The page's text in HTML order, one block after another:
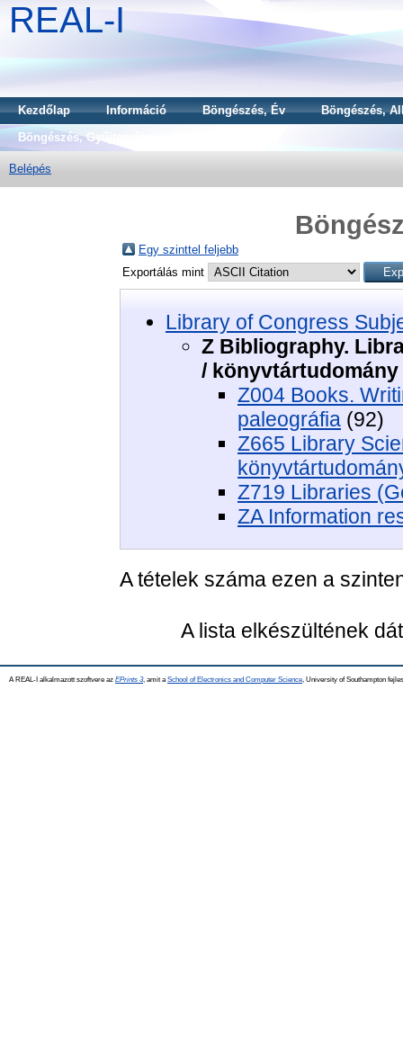
REAL-I
Kezdőlap Információ Böngészés, Év
Böngészés,
Böngészés, Gyűjtemény
Belépés
Egy szinttel feljebb
Exportálás mint
Library of Congress
Z Bibliography.
/ könyvtártudomány
Z004 Books.
paleográfia (92)
Z665 Library
Z719 Libraries
ZA Information
A tételek száma ezen a
A lista elkészültének
A REAL-I alkalmazott szoftvere az EPrints 3, amit a School of Electronics and Computer Science , University of Southampton